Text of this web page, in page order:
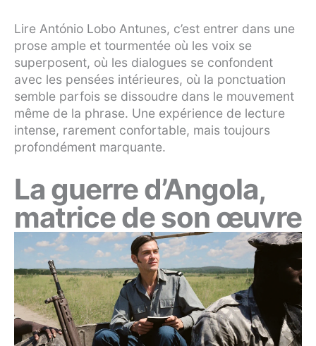
Lire António Lobo Antunes, c’est entrer dans une
prose ample et tourmentée où les voix se
superposent, où les dialogues se confondent
avec les pensées intérieures, où la ponctuation
semble parfois se dissoudre dans le mouvement
même de la phrase. Une expérience de lecture
intense, rarement confortable, mais toujours
profondément marquante.
La guerre d’Angola,
matrice de son œuvre